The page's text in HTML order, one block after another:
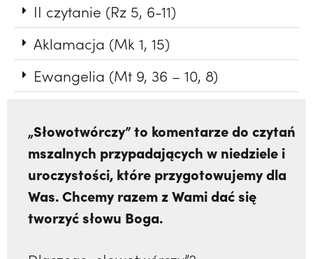
II czytanie (Rz 5, 6-11)
Aklamacja (Mk 1, 15)
Ewangelia (Mt 9, 36 – 10, 8)
„Słowotwórczy” to komentarze do czytań
mszalnych przypadających w niedziele i
uroczystości, które przygotowujemy dla
Was. Chcemy razem z Wami dać się
tworzyć słowu Boga.